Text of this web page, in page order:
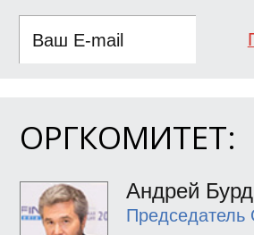
ОРГКОМИТЕТ:
Андрей
Председатель